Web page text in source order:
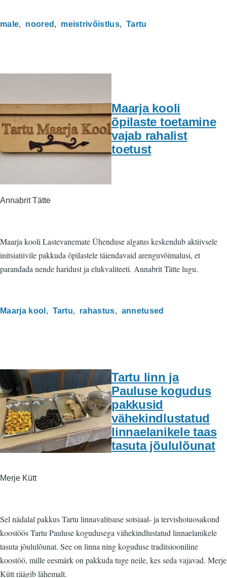
male noored meistrivõistlus Tartu
Maarja kooli
õpilaste toetamine
vajab rahalist
toetust
Annabrit Tätte
Maarja kooli Lastevanemate Ühenduse algatus keskendub aktiivsele
initsiatiivile pakkuda õpilastele täiendavaid arenguvõimalusi, et
parandada nende haridust ja elukvaliteeti. Annabrit Tätte lugu.
Maarja kool Tartu rahastus annetused
Tartu linn ja
Pauluse kogudus
pakkusid
vähekindlustatud
linnaelanikele taas
tasuta jõululõunat
Merje Kütt
Sel nädalal pakkus Tartu linnavalitsuse sotsiaal- ja tervishoiuosakond
koostöös Tartu Pauluse kogudusega vähekindlustatud linnaelanikele
tasuta jõululõunat. See on linna ning koguduse traditsiooniline
koostöö, mille eesmärk on pakkuda tuge neile, kes seda vajavad. Merje
Kütt räägib lähemalt.